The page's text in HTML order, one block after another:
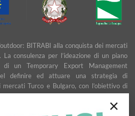
×
BITRABI alla conquista dei mercati
consulenza per l’ideazione di un piano
un Temporary Export Management
nel definire ed attuare una strategia di
mercati Turco e Bulgaro, con l’obiettivo di
e duraturo.